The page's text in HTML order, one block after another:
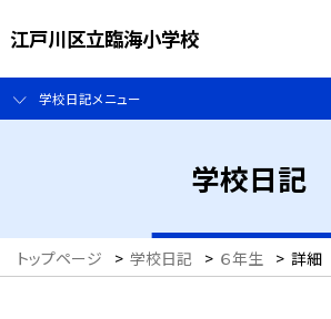
江戸川区立臨海小学校
学校日記メニュー
学校日記
トップページ > 学校日記 > ６年生 > 詳細